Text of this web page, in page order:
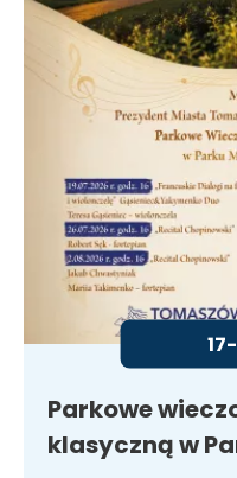
Parkowe
klasyczną w